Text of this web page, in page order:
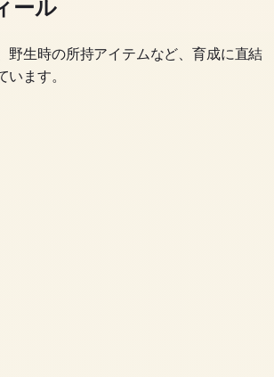
ール
野生時の所持アイテムなど、育成に直結
ます。